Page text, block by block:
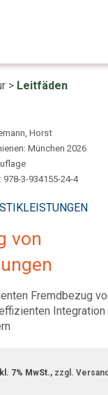
> Leitfäden
Horst
München 2026
978-3-934155-24-4
von
Fremdbezug
Integration
7% MwSt., zzgl.